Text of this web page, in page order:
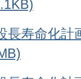
長寿命化計